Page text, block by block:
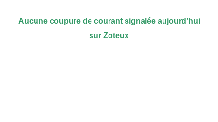
Aucune coupure de courant signalée aujourd’hui
sur Zoteux